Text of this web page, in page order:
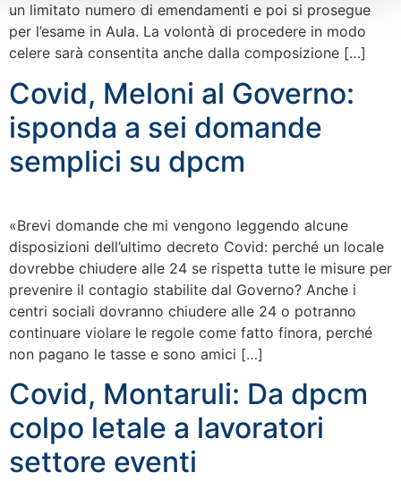
un limitato numero di emendamenti e poi si prosegue
per l’esame in Aula. La volontà di procedere in modo
celere sarà consentita anche dalla composizione […]
Covid, Meloni al Governo:
isponda a sei domande
semplici su dpcm
«Brevi domande che mi vengono leggendo alcune
disposizioni dell’ultimo decreto Covid: perché un locale
dovrebbe chiudere alle 24 se rispetta tutte le misure per
prevenire il contagio stabilite dal Governo? Anche i
centri sociali dovranno chiudere alle 24 o potranno
continuare violare le regole come fatto finora, perché
non pagano le tasse e sono amici […]
Covid, Montaruli: Da dpcm
colpo letale a lavoratori
settore eventi